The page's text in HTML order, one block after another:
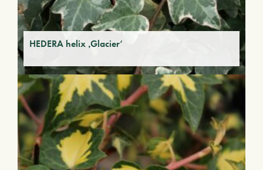
HEDERA helix ‚Glacier‘